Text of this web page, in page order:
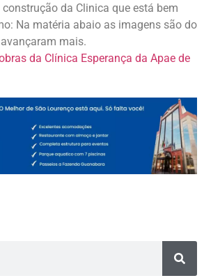
da Clinica que está bem
Na matéria abaio as imagens são do
mais.
da Clínica Esperança da Apae de